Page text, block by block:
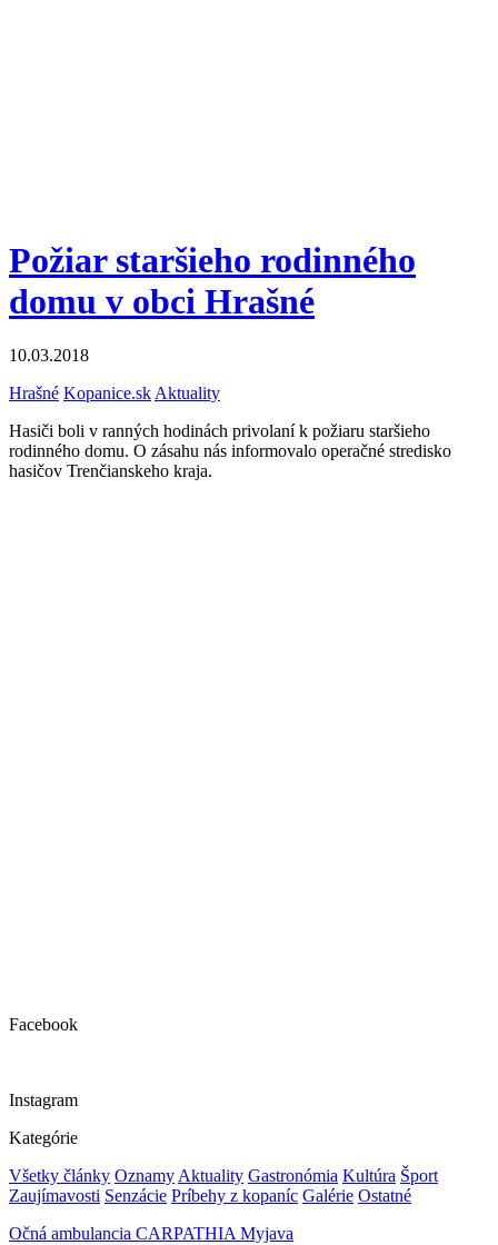
Požiar staršieho rodinného
domu v obci Hrašné
10.03.2018
Hrašné Kopanice.sk Aktuality
Hasiči boli v ranných hodinách privolaní k požiaru staršieho
rodinného domu. O zásahu nás informovalo operačné stredisko
hasičov Trenčianskeho kraja.
Facebook
Instagram
Kategórie
Všetky články Oznamy Aktuality Gastronómia Kultúra Šport
Zaujímavosti Senzácie Príbehy z kopaníc Galérie Ostatné
Očná ambulancia CARPATHIA Myjava